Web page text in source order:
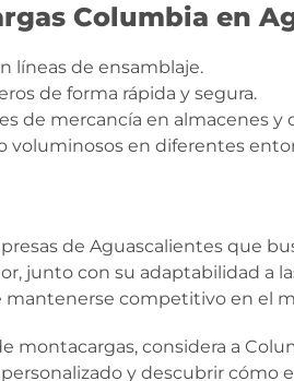
Columbia en
líneas de ensamblaje.
de forma rápida y segura.
de mercancía en almacenes
voluminosos en diferentes
de Aguascalientes que
junto con su adaptabilidad a
competitivo en el
montacargas, considera a
y descubrir